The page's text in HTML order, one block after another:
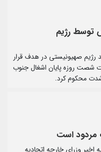
رژیم
رژیم صهیونیستی در هدف قرار
شصت روزه پایان اشغال جنوب
شدت محکوم کرد.
مردود است
اخیر وزرای خارجه اتحادیه